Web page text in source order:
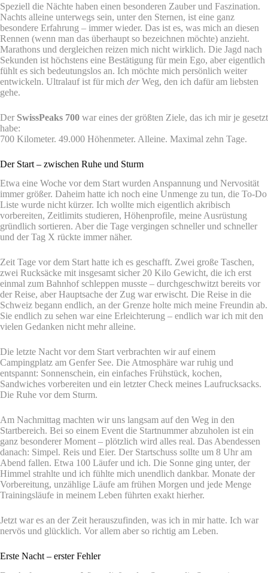
Speziell die Nächte haben einen besonderen Zauber und Faszination.
Nachts alleine unterwegs sein, unter den Sternen, ist eine ganz
besondere Erfahrung – immer wieder. Das ist es, was mich an diesen
Rennen (wenn man das überhaupt so bezeichnen möchte) anzieht.
Marathons und dergleichen reizen mich nicht wirklich. Die Jagd nach
Sekunden ist höchstens eine Bestätigung für mein Ego, aber eigentlich
fühlt es sich bedeutungslos an. Ich möchte mich persönlich weiter
entwickeln. Ultralauf ist für mich der Weg, den ich dafür am liebsten
gehe.
Der SwissPeaks 700 war eines der größten Ziele, das ich mir je gesetzt
habe:
700 Kilometer. 49.000 Höhenmeter. Alleine. Maximal zehn Tage.
Der Start – zwischen Ruhe und Sturm
Etwa eine Woche vor dem Start wurden Anspannung und Nervosität
immer größer. Daheim hatte ich noch eine Unmenge zu tun, die To-Do
Liste wurde nicht kürzer. Ich wollte mich eigentlich akribisch
vorbereiten, Zeitlimits studieren, Höhenprofile, meine Ausrüstung
gründlich sortieren. Aber die Tage vergingen schneller und schneller
und der Tag X rückte immer näher.
Zeit Tage vor dem Start hatte ich es geschafft. Zwei große Taschen,
zwei Rucksäcke mit insgesamt sicher 20 Kilo Gewicht, die ich erst
einmal zum Bahnhof schleppen musste – durchgeschwitzt bereits vor
der Reise, aber Hauptsache der Zug war erwischt. Die Reise in die
Schweiz begann endlich, an der Grenze holte mich meine Freundin ab.
Sie endlich zu sehen war eine Erleichterung – endlich war ich mit den
vielen Gedanken nicht mehr alleine.
Die letzte Nacht vor dem Start verbrachten wir auf einem
Campingplatz am Genfer See. Die Atmosphäre war ruhig und
entspannt: Sonnenschein, ein einfaches Frühstück, kochen,
Sandwiches vorbereiten und ein letzter Check meines Laufrucksacks.
Die Ruhe vor dem Sturm.
Am Nachmittag machten wir uns langsam auf den Weg in den
Startbereich. Bei so einem Event die Startnummer abzuholen ist ein
ganz besonderer Moment – plötzlich wird alles real. Das Abendessen
danach: Simpel. Reis und Eier. Der Startschuss sollte um 8 Uhr am
Abend fallen. Etwa 100 Läufer und ich. Die Sonne ging unter, der
Himmel strahlte und ich fühlte mich unendlich dankbar. Monate der
Vorbereitung, unzählige Läufe am frühen Morgen und jede Menge
Trainingsläufe in meinem Leben führten exakt hierher.
Jetzt war es an der Zeit herauszufinden, was ich in mir hatte. Ich war
nervös und glücklich. Vor allem aber so richtig am Leben.
Erste Nacht – erster Fehler